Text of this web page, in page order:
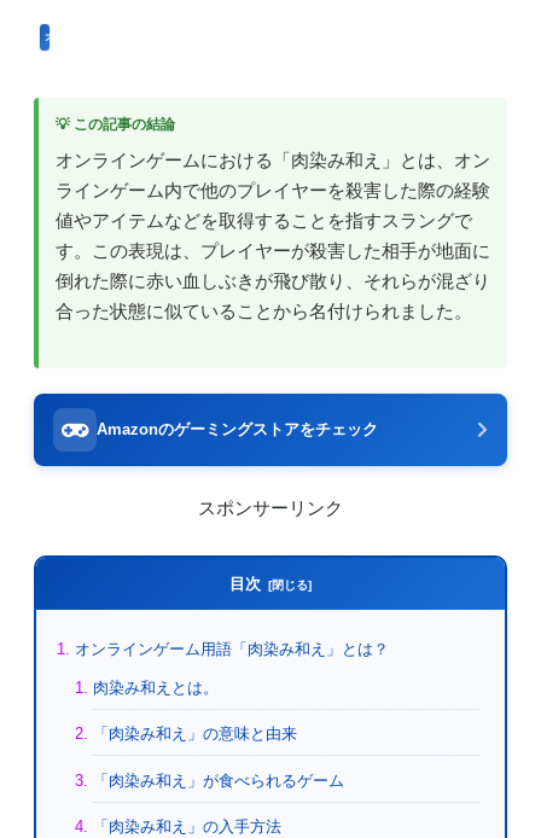
オンラインゲーム用語
💡 この記事の結論
オンラインゲームにおける「肉染み和え」とは、オン
ラインゲーム内で他のプレイヤーを殺害した際の経験
値やアイテムなどを取得することを指すスラングで
す。この表現は、プレイヤーが殺害した相手が地面に
倒れた際に赤い血しぶきが飛び散り、それらが混ざり
合った状態に似ていることから名付けられました。
Amazonのゲーミングストアをチェック
スポンサーリンク
目次
オンラインゲーム用語「肉染み和え」とは？
肉染み和えとは。
「肉染み和え」の意味と由来
「肉染み和え」が食べられるゲーム
「肉染み和え」の入手方法